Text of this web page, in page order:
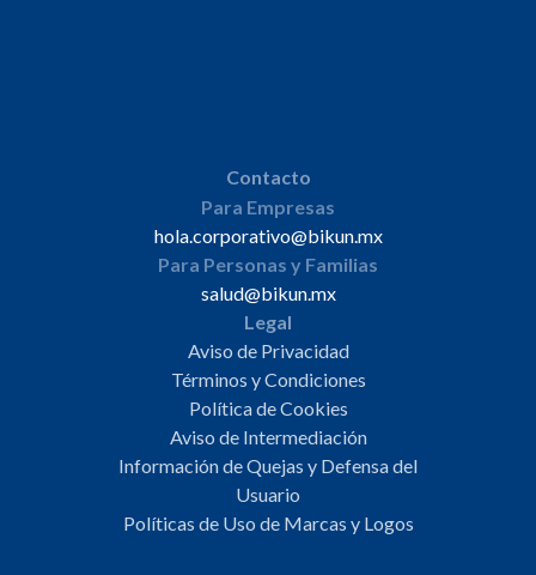
Contacto
Para Empresas
hola.corporativo@bikun.mx
Para Personas y Familias
salud@bikun.mx
Legal
Aviso de Privacidad
Términos y Condiciones
Política de Cookies
Aviso de Intermediación
Información de Quejas y Defensa del
Usuario
Políticas de Uso de Marcas y Logos